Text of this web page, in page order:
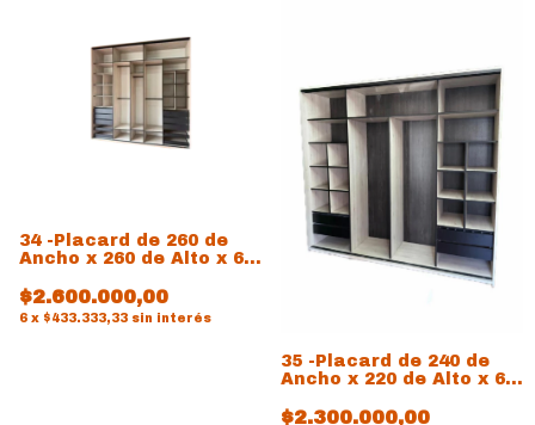
34 -Placard de 260 de
Ancho x 260 de Alto x 60
$2.600.000,00
6 x $433.333,33 sin interés
35 -Placard de 240 de
Ancho x 220 de Alto x 60
$2.300.000,00